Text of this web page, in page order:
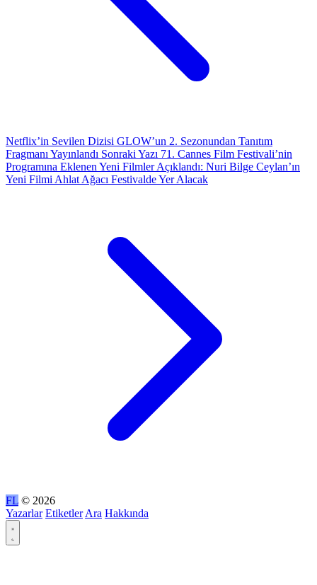
Netflix’in Sevilen Dizisi GLOW’un 2. Sezonundan Tanıtım
Fragmanı Yayınlandı Sonraki Yazı 71. Cannes Film Festivali’nin
Programına Eklenen Yeni Filmler Açıklandı: Nuri Bilge Ceylan’ın
Yeni Filmi Ahlat Ağacı Festivalde Yer Alacak
FL © 2026
Yazarlar Etiketler Ara Hakkında